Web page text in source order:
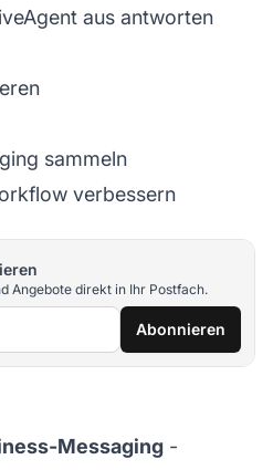
aus antworten
sammeln
verbessern
Angebote direkt in Ihr Postfach.
Abonnieren
Messaging -